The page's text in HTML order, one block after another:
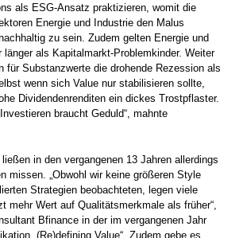
als ESG-Ansatz praktizieren, womit die
Energie und Industrie den Malus
zu sein. Zudem gelten Energie und
länger als Kapitalmarkt-Problemkinder. Weiter
für Substanzwerte die drohende Rezession als
wenn sich Value nur stabilisieren sollte,
Dividendenrenditen ein dickes Trostpflaster.
braucht Geduld“, mahnte
in den vergangenen 13 Jahren allerdings
missen. „Obwohl wir keine größeren Style
Strategien beobachteten, legen viele
mehr Wert auf Qualitätsmerkmale als früher“,
Bfinance in der im vergangenen Jahr
„(Re)defining Value“. Zudem gebe es